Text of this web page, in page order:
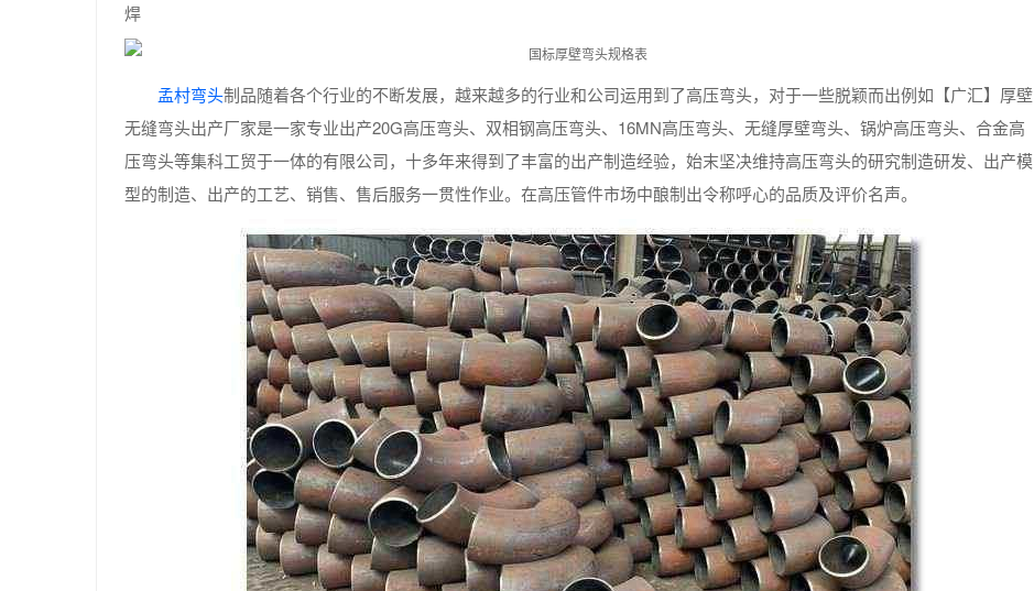
焊
孟村弯头制品随着各个行业的不断发展，越来越多的行业和公司运用到了高压弯头，对于一些脱颖而出例如【广汇】厚壁
无缝弯头出产厂家是一家专业出产20G高压弯头、双相钢高压弯头、16MN高压弯头、无缝厚壁弯头、锅炉高压弯头、合金高
压弯头等集科工贸于一体的有限公司，十多年来得到了丰富的出产制造经验，始末坚决维持高压弯头的研究制造研发、出产模
型的制造、出产的工艺、销售、售后服务一贯性作业。在高压管件市场中酿制出令称呼心的品质及评价名声。